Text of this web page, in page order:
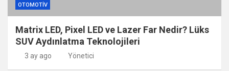
OTOMOTIV
Matrix LED, Pixel LED ve Lazer Far Nedir? Lüks
SUV Aydınlatma Teknolojileri
3 ay ago Yönetici